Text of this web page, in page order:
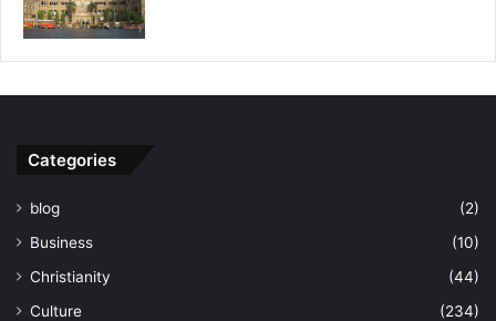
Categories
blog
(2)
Business
(10)
Christianity
(44)
Culture
(234)